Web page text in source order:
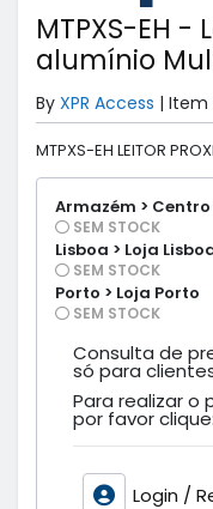
MTPXS-EH -
alumínio
By XPR Access |
MTPXS-EH LEITOR
Armazém >
SEM STOCK
Lisboa > Loja
SEM STOCK
Porto > Loja Porto
SEM STOCK
Consulta de
só para
Para realizar o
por favor clique:
Login /